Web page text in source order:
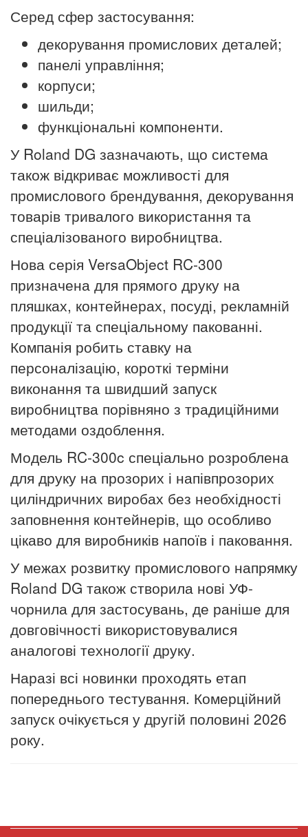
Серед сфер застосування:
декорування промислових деталей;
панелі управління;
корпуси;
шильди;
функціональні компоненти.
У Roland DG зазначають, що система
також відкриває можливості для
промислового брендування, декорування
товарів тривалого використання та
спеціалізованого виробництва.
Нова серія VersaObject RC-300
призначена для прямого друку на
пляшках, контейнерах, посуді, рекламній
продукції та спеціальному пакованні.
Компанія робить ставку на
персоналізацію, короткі терміни
виконання та швидший запуск
виробництва порівняно з традиційними
методами оздоблення.
Модель RC-300c спеціально розроблена
для друку на прозорих і напівпрозорих
циліндричних виробах без необхідності
заповнення контейнерів, що особливо
цікаво для виробників напоїв і паковання.
У межах розвитку промислового напрямку
Roland DG також створила нові УФ-
чорнила для застосувань, де раніше для
довговічності використовувалися
аналогові технології друку.
Наразі всі новинки проходять етап
попереднього тестування. Комерційний
запуск очікується у другій половині 2026
року.